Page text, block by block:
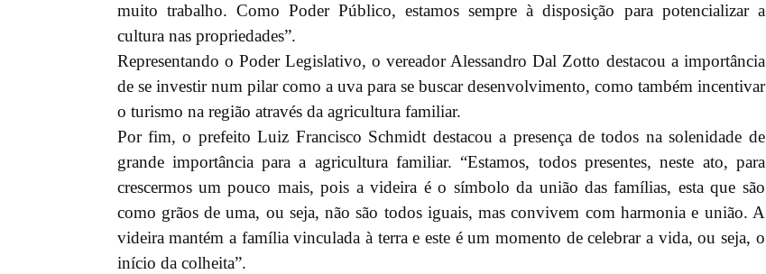
muito trabalho. Como Poder Público, estamos sempre à disposição para potencializar a
cultura nas propriedades”.
Representando o Poder Legislativo, o vereador Alessandro Dal Zotto destacou a importância
de se investir num pilar como a uva para se buscar desenvolvimento, como também incentivar
o turismo na região através da agricultura familiar.
Por fim, o prefeito Luiz Francisco Schmidt destacou a presença de todos na solenidade de
grande importância para a agricultura familiar. “Estamos, todos presentes, neste ato, para
crescermos um pouco mais, pois a videira é o símbolo da união das famílias, esta que são
como grãos de uma, ou seja, não são todos iguais, mas convivem com harmonia e união. A
videira mantém a família vinculada à terra e este é um momento de celebrar a vida, ou seja, o
início da colheita”.